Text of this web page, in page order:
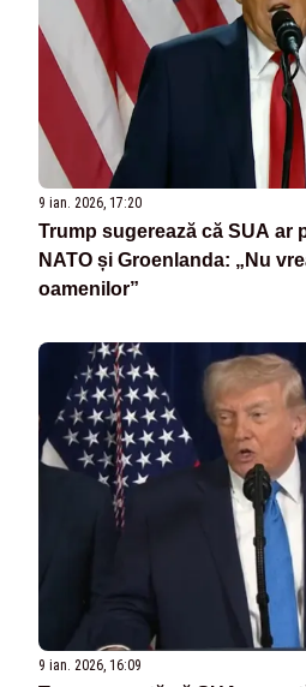
9 ian. 2026, 17:20
Trump sugerează că SUA ar
NATO și Groenlanda: „Nu
oamenilor”
9 ian. 2026, 16:09